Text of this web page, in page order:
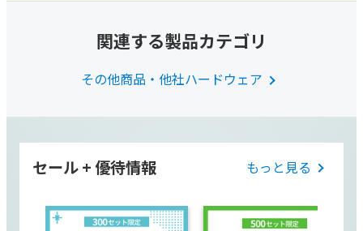
関連する製品カテゴリ
その他商品・他社ハードウェア
セール + 優待情報 もっと見る